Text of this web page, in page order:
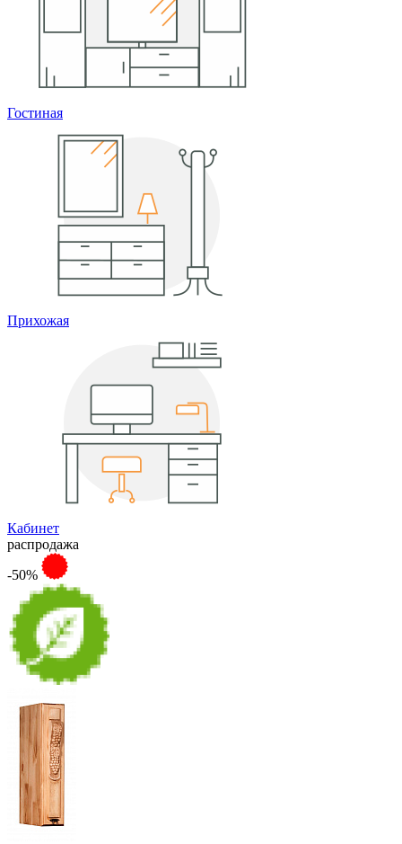
Гостиная
Прихожая
Кабинет
распродажа
-50%